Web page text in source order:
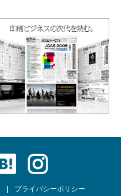
プライバシーポリシー